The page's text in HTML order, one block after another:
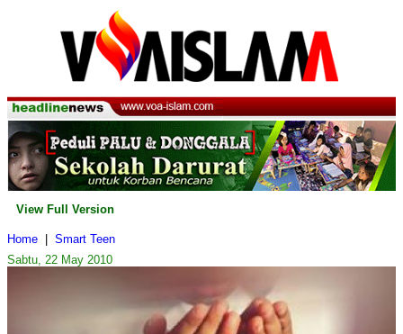
View Full Version
Home
Smart Teen
Sabtu, 22 May 2010